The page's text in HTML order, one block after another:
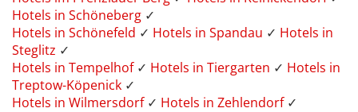
Hotels in Schöneberg ✓
Hotels in Schönefeld ✓ Hotels in Spandau ✓ Hotels in
Steglitz ✓
Hotels in Tempelhof ✓ Hotels in Tiergarten ✓ Hotels in
Treptow-Köpenick ✓
Hotels in Wilmersdorf ✓ Hotels in Zehlendorf✓